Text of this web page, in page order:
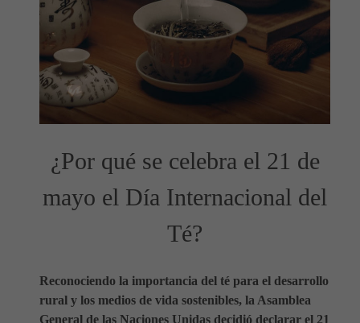
¿Por qué se celebra el 21 de
mayo el Día Internacional del
Té?
Reconociendo la importancia del té para el desarrollo
rural y los medios de vida sostenibles, la Asamblea
General de las Naciones Unidas decidió declarar el 21